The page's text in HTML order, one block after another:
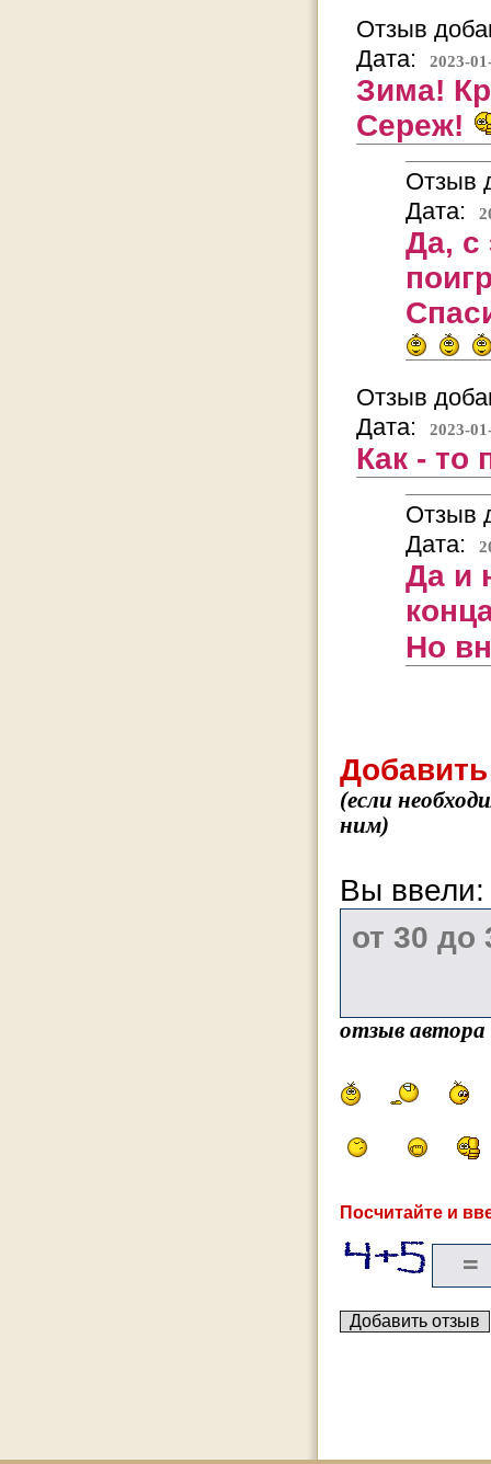
Отзыв
Дата:
2023-
Зима!
Сереж!
Отзыв
Дата:
Да, с
Отзыв
Дата:
2023-
Как - то
Отзыв
Дата:
Да и
Но
(если
ним)
Вы
отзыв
Посчитайте и